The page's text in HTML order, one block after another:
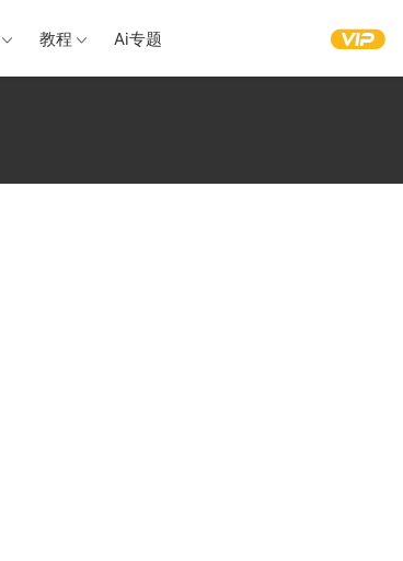
教程 Ai专题